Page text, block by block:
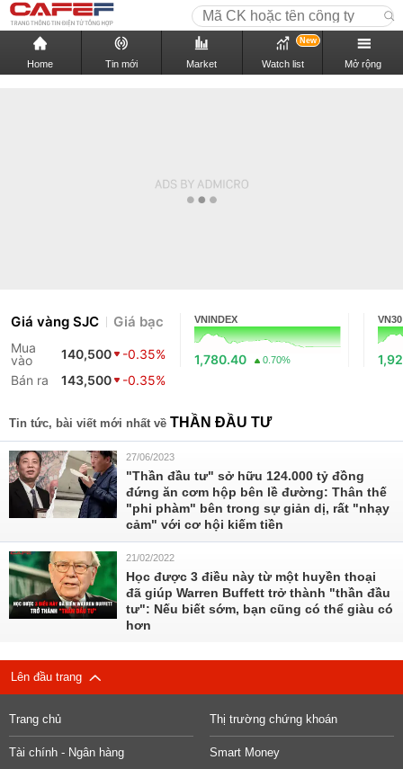
Home Tin mới Market Watch list
New
Mở rộng
Giá vàng SJC Giá bạc
Mua
vào
140,500
-0.35%
Bán ra
143,500 -0.35%
VNINDEX
1,780.40 0.70%
VN30
Tin tức, bài viết mới nhất về THẦN ĐẦU TƯ
27/06/2023
"Thần đầu tư" sở hữu 124.000 tỷ đồng
đứng ăn cơm hộp bên lề đường: Thân thế
"phi phàm" bên trong sự giản dị, rất "nhạy
cảm" với cơ hội kiếm tiền
21/02/2022
Học được 3 điều này từ một huyền thoại
đã giúp Warren Buffett trở thành "thần đầu
tư": Nếu biết sớm, bạn cũng có thể giàu có
hơn
Lên đầu trang
Trang chủ Thị trường chứng khoán
Tài chính - Ngân hàng Smart Money